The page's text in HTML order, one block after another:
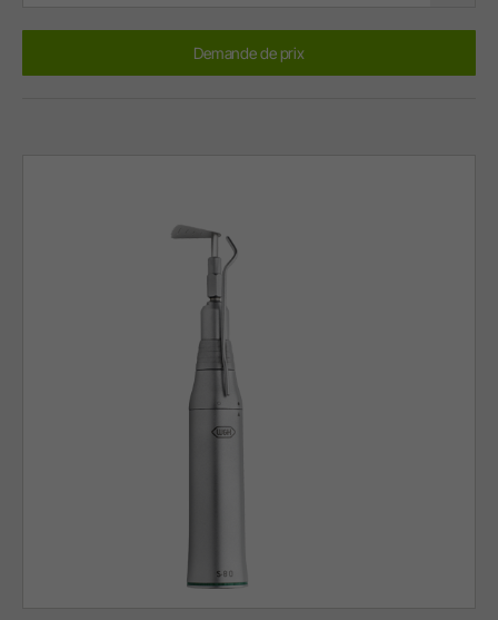
Demande de prix